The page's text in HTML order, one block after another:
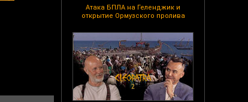
Атака БПЛА на Геленджик и
открытие Ормузского пролива